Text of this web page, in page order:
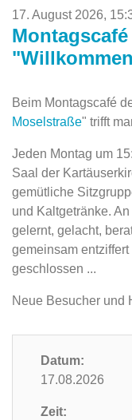
17. August 2026,
Beim Montagscafé
Moselstraße" trifft
Jeden Montag um
Saal der
gemütliche
und Kaltgetränke.
gelernt, gelacht,
gemeinsam
‎geschlossen ...‎
Neue Besucher und
Datum:
17.08.2026
Zeit: